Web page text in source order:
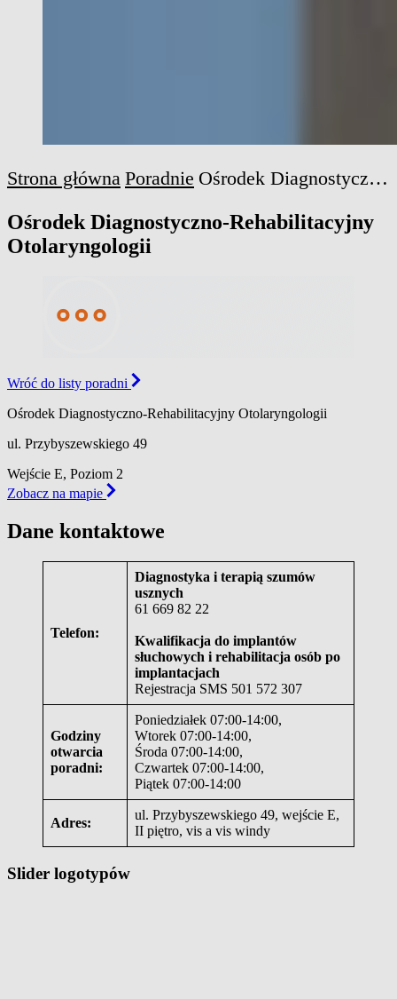
Strona główna Poradnie Ośrodek Diagnostyczno-Rehabilitacyjny Otolaryngologii
Ośrodek Diagnostyczno-Rehabilitacyjny
Otolaryngologii
Wróć do listy poradni
Ośrodek Diagnostyczno-Rehabilitacyjny Otolaryngologii
ul. Przybyszewskiego 49
Wejście E, Poziom 2
Zobacz na mapie
Dane kontaktowe
Telefon:
Diagnostyka i terapią szumów
usznych
61 669 82 22
Kwalifikacja do implantów
słuchowych i rehabilitacja osób po
implantacjach
Rejestracja SMS 501 572 307
Godziny
otwarcia
poradni:
Poniedziałek 07:00-14:00,
Wtorek 07:00-14:00,
Środa 07:00-14:00,
Czwartek 07:00-14:00,
Piątek 07:00-14:00
Adres:
ul. Przybyszewskiego 49, wejście E,
II piętro, vis a vis windy
Slider logotypów